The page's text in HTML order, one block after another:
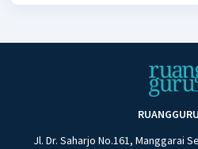
Jl. Dr. Saharjo No.161, Manggarai